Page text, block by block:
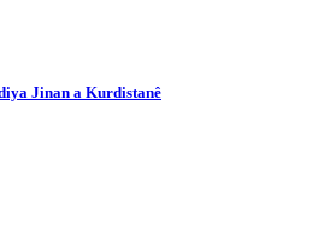
Jinan a Kurdistanê